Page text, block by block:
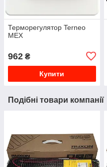
Терморегулятор Terneo
MEX
962 ₴
Купити
Подібні товари компанії